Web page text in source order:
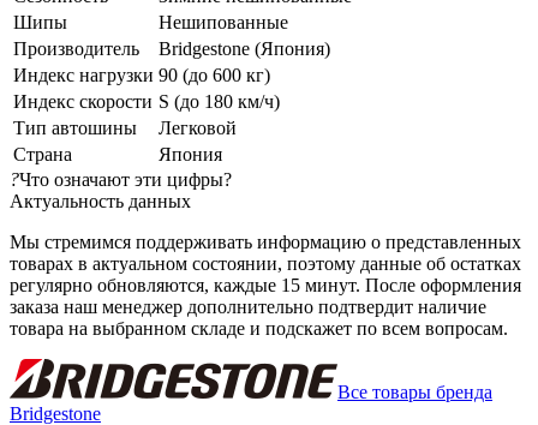
Шипы
Нешипованные
Производитель
Bridgestone (Япония)
Индекс нагрузки 90 (до 600 кг)
Индекс скорости S (до 180 км/ч)
Тип автошины
Легковой
Страна
Япония
?Что означают эти цифры?
Актуальность данных
Мы стремимся поддерживать информацию о представленных
товарах в актуальном состоянии, поэтому данные об остатках
регулярно обновляются, каждые 15 минут. После оформления
заказа наш менеджер дополнительно подтвердит наличие
товара на выбранном складе и подскажет по всем вопросам.
Все товары бренда
Bridgestone